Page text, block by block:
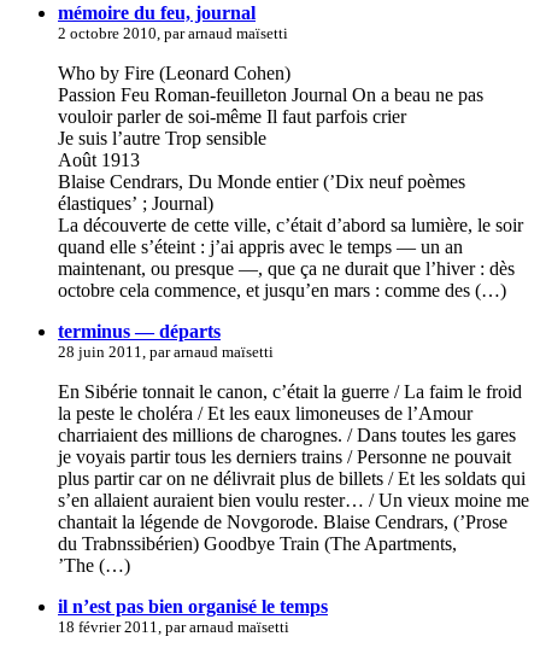
mémoire du feu, journal
2 octobre 2010, par arnaud maïsetti
Who by Fire (Leonard Cohen)
Passion Feu Roman-feuilleton Journal On a beau ne pas
vouloir parler de soi-même Il faut parfois crier
Je suis l’autre Trop sensible
Août 1913
Blaise Cendrars, Du Monde entier (’Dix neuf poèmes
élastiques’ ; Journal)
La découverte de cette ville, c’était d’abord sa lumière, le soir
quand elle s’éteint : j’ai appris avec le temps — un an
maintenant, ou presque —, que ça ne durait que l’hiver : dès
octobre cela commence, et jusqu’en mars : comme des (…)
terminus — départs
28 juin 2011, par arnaud maïsetti
En Sibérie tonnait le canon, c’était la guerre / La faim le froid
la peste le choléra / Et les eaux limoneuses de l’Amour
charriaient des millions de charognes. / Dans toutes les gares
je voyais partir tous les derniers trains / Personne ne pouvait
plus partir car on ne délivrait plus de billets / Et les soldats qui
s’en allaient auraient bien voulu rester… / Un vieux moine me
chantait la légende de Novgorode. Blaise Cendrars, (’Prose
du Trabnssibérien) Goodbye Train (The Apartments,
’The (…)
il n’est pas bien organisé le temps
18 février 2011, par arnaud maïsetti